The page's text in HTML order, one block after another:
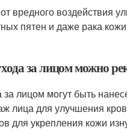
вредного воздействия
пятен и даже рака
за лицом можно
лицом могут быть
лица для улучшения
для укрепления кожи